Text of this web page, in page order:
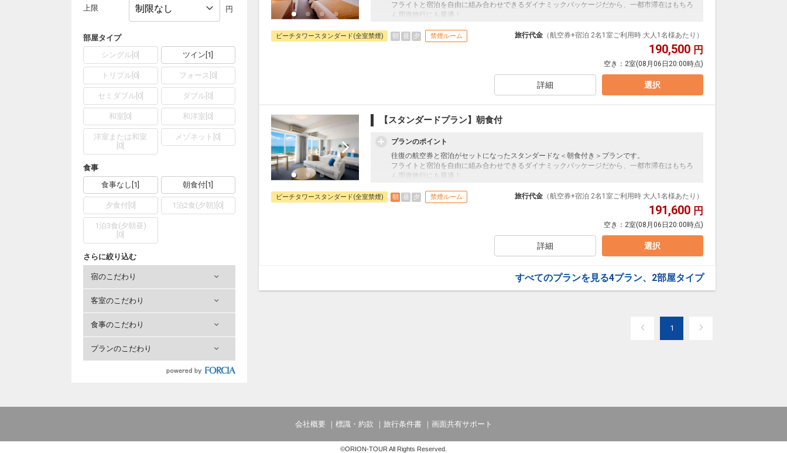
上限 円
部屋タイプ
シングル 0 ツイン 1
トリプル 0 フォース 0]
セミダブル[ 0] ダブル 0
和室 0 和洋室 0
洋室または和室
0
メゾネット 0
食事
食事なし 1 朝食付 1
夕食付 0] 1泊2食(夕朝) 0
1泊3食(夕朝昼)
0
さらに絞り込む
宿のこだわり
客室のこだわり
食事のこだわり
プランのこだわり
フライトと宿泊を自由に組み合わせできるダイナミックパッケージだから、一都市滞在はもちろ
ん周遊旅行にも最適！
フライトは、安心のJAL（またはJALグループ）確約！フライトマイル50%貯まります。
オプションでレンタカーや現地交通・体験プランなどの追加（同時予約）が可能なプランもござ
ビーチタワースタンダード(全室禁煙) 朝 昼 夕 禁煙ルーム 旅行代金 （航空券+宿泊 2名1室ご利用時 大人1名様あたり）
190,500 円
空き： 2室(08月06日20:00時点)
詳細 選択
【スタンダードプラン】朝食付
プランのポイント
往復の航空券と宿泊がセットになったスタンダードな＜朝食付き＞プランです。
フライトと宿泊を自由に組み合わせできるダイナミックパッケージだから、一都市滞在はもちろ
ん周遊旅行にも最適！
フライトは、安心のJAL（またはJALグループ）確約！フライトマイル50%貯まります。
オプションでレンタカーや現地交通・体験プランなどの追加（同時予約）が可能なプランもござ
ビーチタワースタンダード(全室禁煙) 朝 昼 夕 禁煙ルーム 旅行代金 （航空券+宿泊 2名1室ご利用時 大人1名様あたり）
191,600 円
空き： 2室(08月06日20:00時点)
詳細 選択
すべてのプランを見る4プラン、2部屋タイプ
1
会社概要 標識・約款 旅行条件書 画面共有サポート
©ORION-TOUR All Rights Reserved.